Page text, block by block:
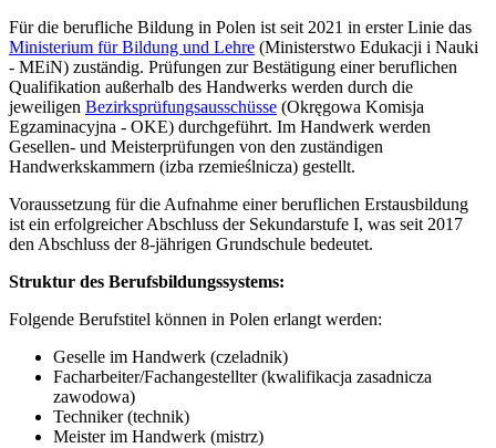
Für die berufliche Bildung in Polen ist seit 2021 in erster Linie das
Ministerium für Bildung und Lehre (Ministerstwo Edukacji i Nauki
- MEiN) zuständig. Prüfungen zur Bestätigung einer beruflichen
Qualifikation außerhalb des Handwerks werden durch die
jeweiligen Bezirksprüfungsausschüsse (Okręgowa Komisja
Egzaminacyjna - OKE) durchgeführt. Im Handwerk werden
Gesellen- und Meisterprüfungen von den zuständigen
Handwerkskammern (izba rzemieślnicza) gestellt.
Voraussetzung für die Aufnahme einer beruflichen Erstausbildung
ist ein erfolgreicher Abschluss der Sekundarstufe I, was seit 2017
den Abschluss der 8-jährigen Grundschule bedeutet.
Struktur des Berufsbildungssystems:
Folgende Berufstitel können in Polen erlangt werden:
Geselle im Handwerk (czeladnik)
Facharbeiter/Fachangestellter (kwalifikacja zasadnicza
zawodowa)
Techniker (technik)
Meister im Handwerk (mistrz)